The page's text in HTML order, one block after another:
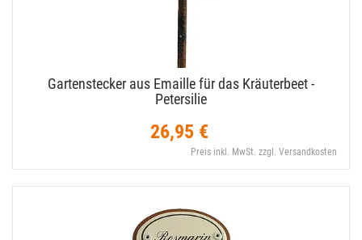
Gartenstecker aus Emaille für das Kräuterbeet -
Petersilie
26,95 €
Preis inkl. MwSt. zzgl. Versandkosten